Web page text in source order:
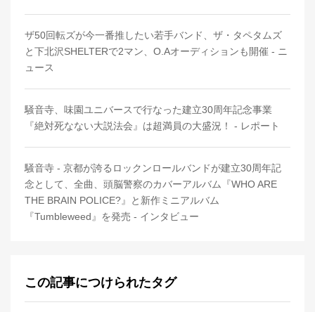
ザ50回転ズが今一番推したい若手バンド、ザ・タペタムズ
と下北沢SHELTERで2マン、O.Aオーディションも開催 - ニ
ュース
騒音寺、味園ユニバースで行なった建立30周年記念事業
『絶対死なない大説法会』は超満員の大盛況！ - レポート
騒音寺 - 京都が誇るロックンロールバンドが建立30周年記
念として、全曲、頭脳警察のカバーアルバム『WHO ARE
THE BRAIN POLICE?』と新作ミニアルバム
『Tumbleweed』を発売 - インタビュー
この記事につけられたタグ